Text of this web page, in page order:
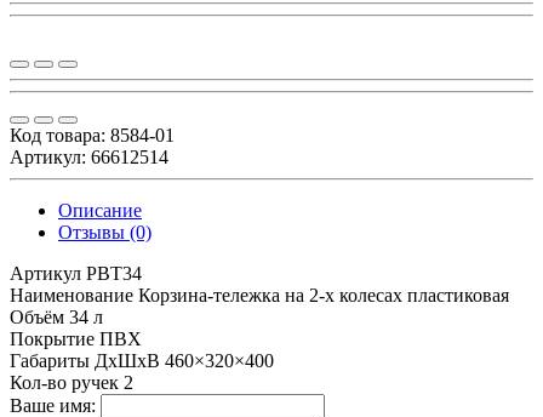
Код товара: 8584-01
Артикул: 66612514
Описание
Отзывы (0)
Артикул PBT34
Наименование Корзина-тележка на 2-х колесах пластиковая
Объём 34 л
Покрытие ПВХ
Габариты ДхШхВ 460×320×400
Кол-во ручек 2
Ваше имя: